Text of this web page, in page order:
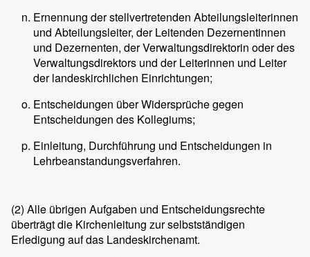
Ernennung der stellvertretenden Abteilungsleiterinnen
und Abteilungsleiter, der Leitenden Dezernentinnen
und Dezernenten, der Verwaltungsdirektorin oder des
Verwaltungsdirektors und der Leiterinnen und Leiter
der landeskirchlichen Einrichtungen;
Entscheidungen über Widersprüche gegen
Entscheidungen des Kollegiums;
Einleitung, Durchführung und Entscheidungen in
Lehrbeanstandungsverfahren.
(2) Alle übrigen Aufgaben und Entscheidungsrechte
überträgt die Kirchenleitung zur selbstständigen
Erledigung auf das Landeskirchenamt.